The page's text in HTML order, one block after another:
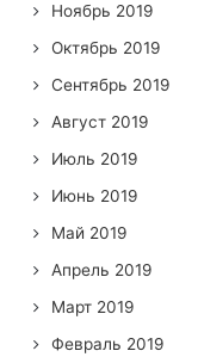
Ноябрь 2019
Октябрь 2019
Сентябрь 2019
Август 2019
Июль 2019
Июнь 2019
Май 2019
Апрель 2019
Март 2019
Февраль 2019